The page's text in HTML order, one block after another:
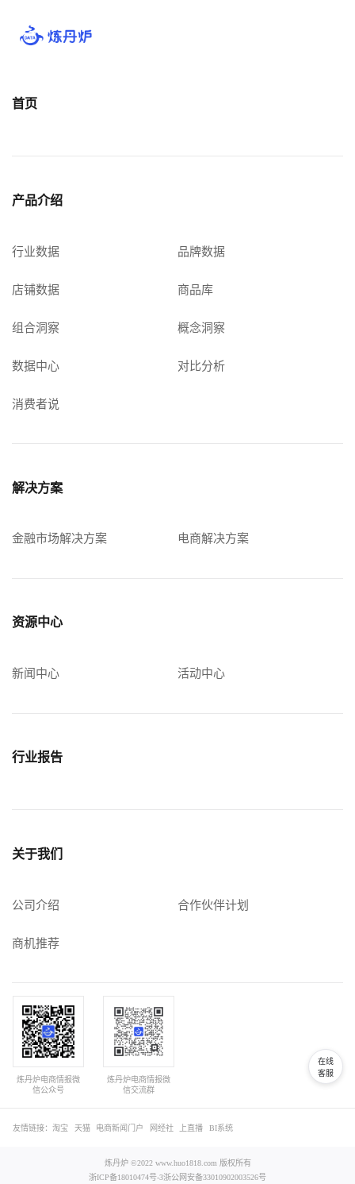
首页
产品介绍
行业数据 品牌数据
店铺数据 商品库
组合洞察 概念洞察
数据中心 对比分析
消费者说
解决方案
金融市场解决方案 电商解决方案
资源中心
新闻中心 活动中心
行业报告
关于我们
公司介绍 合作伙伴计划
商机推荐
炼丹炉电商情报微
信公众号
炼丹炉电商情报微
信交流群
友情链接：淘宝 天猫 电商新闻门户 网经社 上直播 BI系统
炼丹炉 ©2022 www.huo1818.com 版权所有
浙ICP备18010474号-3浙公网安备33010902003526号
在线
客服